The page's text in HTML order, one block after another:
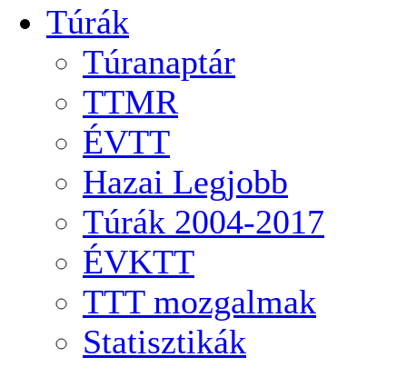
Túrák
Túranaptár
TTMR
ÉVTT
Hazai Legjobb
Túrák 2004-2017
ÉVKTT
TTT mozgalmak
Statisztikák